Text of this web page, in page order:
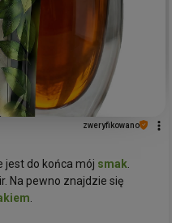
zweryfikowano
jest do końca mój smak
Na pewno znajdzie się